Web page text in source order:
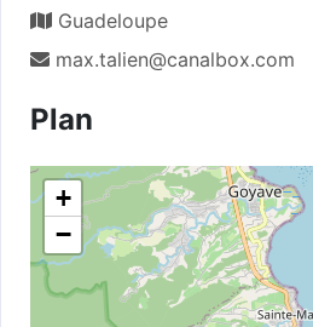
Guadeloupe
max.talien@canalbox.com
Plan
+
−